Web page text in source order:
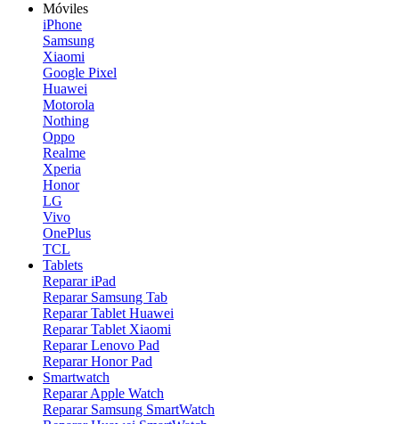
Móviles
iPhone
Samsung
Xiaomi
Google Pixel
Huawei
Motorola
Nothing
Oppo
Realme
Xperia
Honor
LG
Vivo
OnePlus
TCL
Tablets
Reparar iPad
Reparar Samsung Tab
Reparar Tablet Huawei
Reparar Tablet Xiaomi
Reparar Lenovo Pad
Reparar Honor Pad
Smartwatch
Reparar Apple Watch
Reparar Samsung SmartWatch